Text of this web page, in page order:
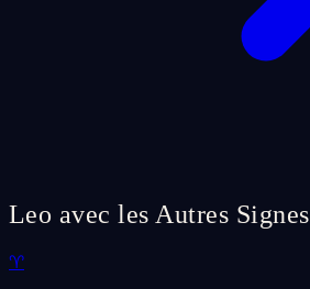
Leo avec les Autres Signes
♈